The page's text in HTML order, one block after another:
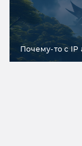
Почему-то с IP